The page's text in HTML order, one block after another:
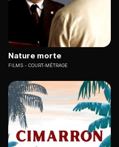
Nature morte
FILMS COURT-MÉTRAGE